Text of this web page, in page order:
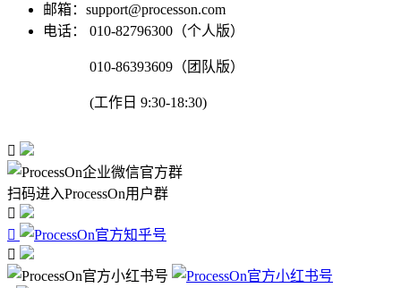
邮箱：support@processon.com
电话：
010-82796300（个人版）
010-86393609（团队版）
(工作日 9:30-18:30)

扫码进入ProcessOn用户群


